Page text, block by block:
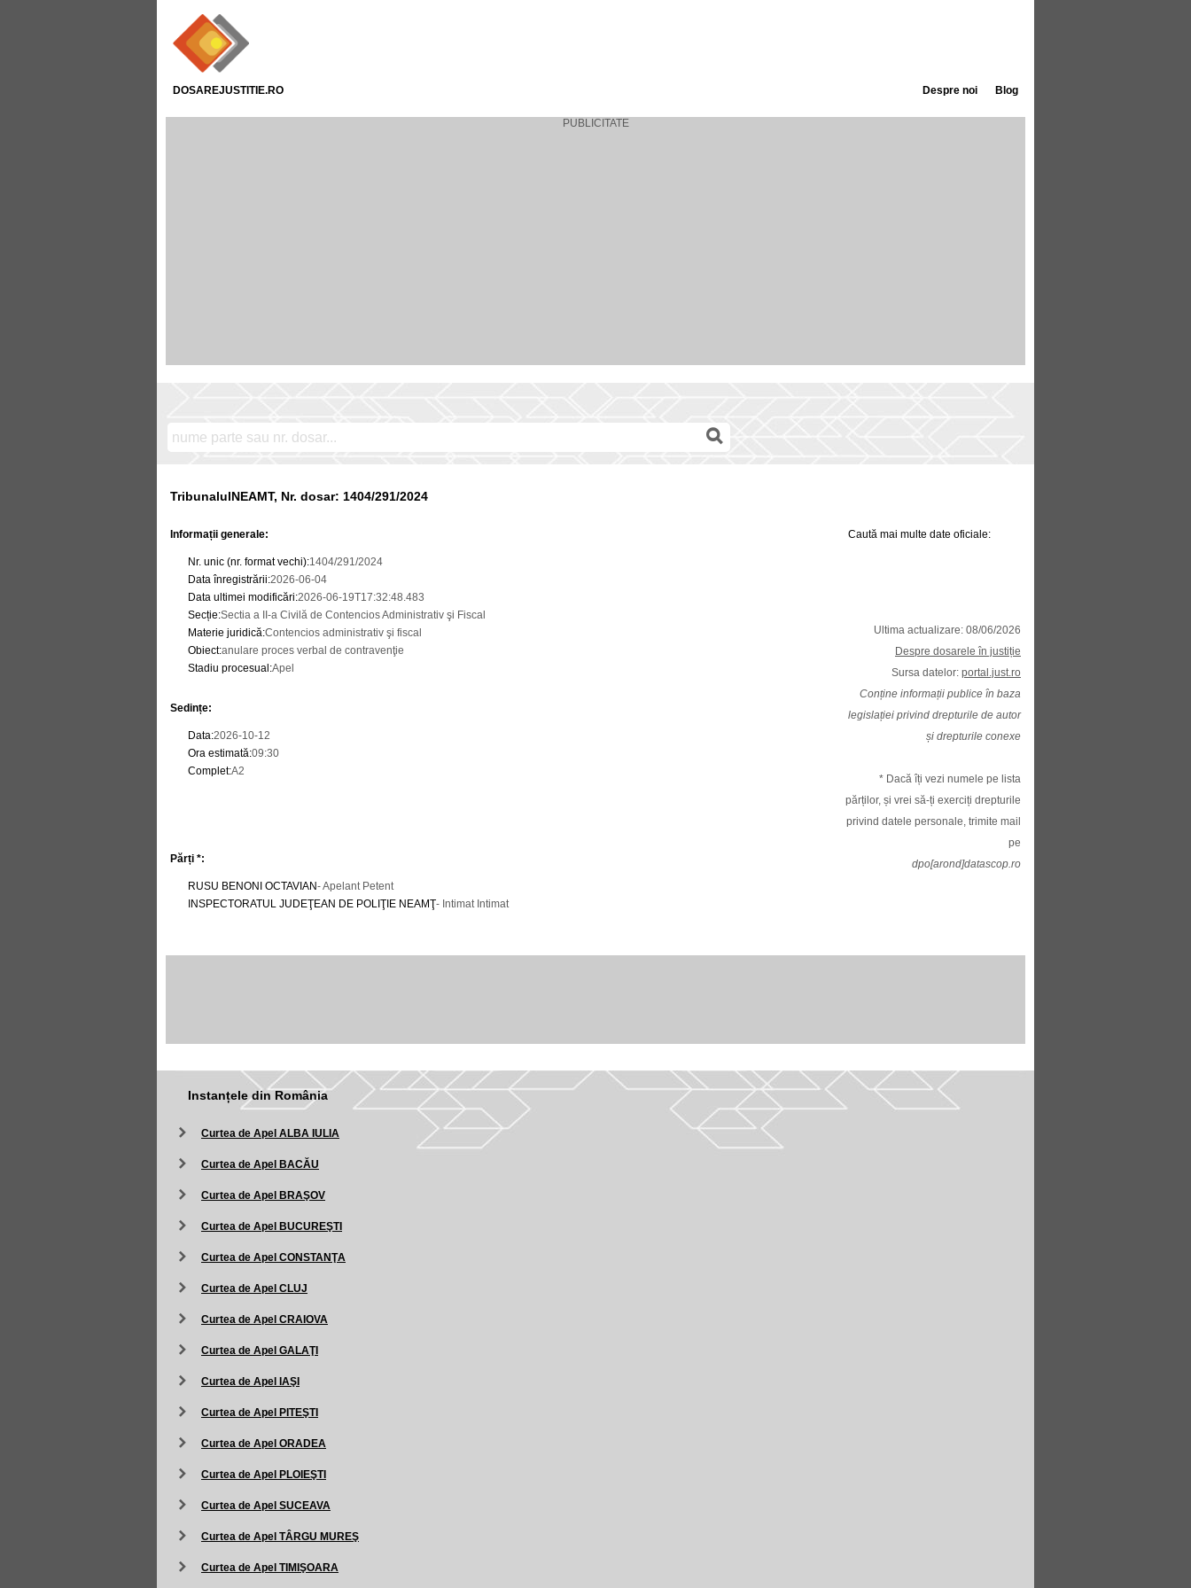
DOSAREJUSTITIE.RO Blog
Despre noi
TribunalulNEAMT, Nr. dosar: 1404/291/2024
Informații generale:
Nr. unic (nr. format vechi):1404/291/2024
Data înregistrării:2026-06-04
Data ultimei modificări:2026-06-19T17:32:48.483
Secție:Sectia a II-a Civilă de Contencios Administrativ şi Fiscal
Materie juridică:Contencios administrativ şi fiscal
Obiect:anulare proces verbal de contravenţie
Stadiu procesual :Apel
Sedințe:
Data:2026-10-12
Ora estimată:09:30
Complet:A2
Părți *:
RUSU BENONI OCTAVIAN- Apelant Petent
INSPECTORATUL JUDEŢEAN DE POLIŢIE NEAMŢ- Intimat Intimat
Caută mai multe date oficiale:
Ultima actualizare: 08/06/2026
Despre dosarele în justiție
Sursa datelor: portal.just.ro
Conține informații publice în baza
legislației privind drepturile de autor
și drepturile conexe
* Dacă îți vezi numele pe lista
părților, și vrei să-ți exerciți drepturile
privind datele personale, trimite mail
pe
dpo[arond]datascop.ro
Instanțele din România
Curtea de Apel ALBA IULIA
Curtea de Apel BACĂU
Curtea de Apel BRAŞOV
Curtea de Apel BUCUREŞTI
Curtea de Apel CONSTANŢA
Curtea de Apel CLUJ
Curtea de Apel CRAIOVA
Curtea de Apel GALAŢI
Curtea de Apel IAŞI
Curtea de Apel PITEŞTI
Curtea de Apel ORADEA
Curtea de Apel PLOIEŞTI
Curtea de Apel SUCEAVA
Curtea de Apel TÂRGU MUREŞ
Curtea de Apel TIMIŞOARA